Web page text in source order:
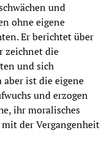
und
ohne eigene
Er berichtet über
zeichnet die
und sich
ist die eigene
und erzogen
ihr moralisches
der Vergangenheit